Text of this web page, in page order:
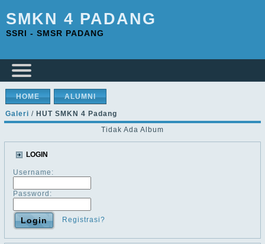
SMKN 4 PADANG
SSRI - SMSR PADANG
HOME ALUMNI
Galeri / HUT SMKN 4 Padang
Tidak Ada Album
LOGIN
Username:
Password:
Registrasi?